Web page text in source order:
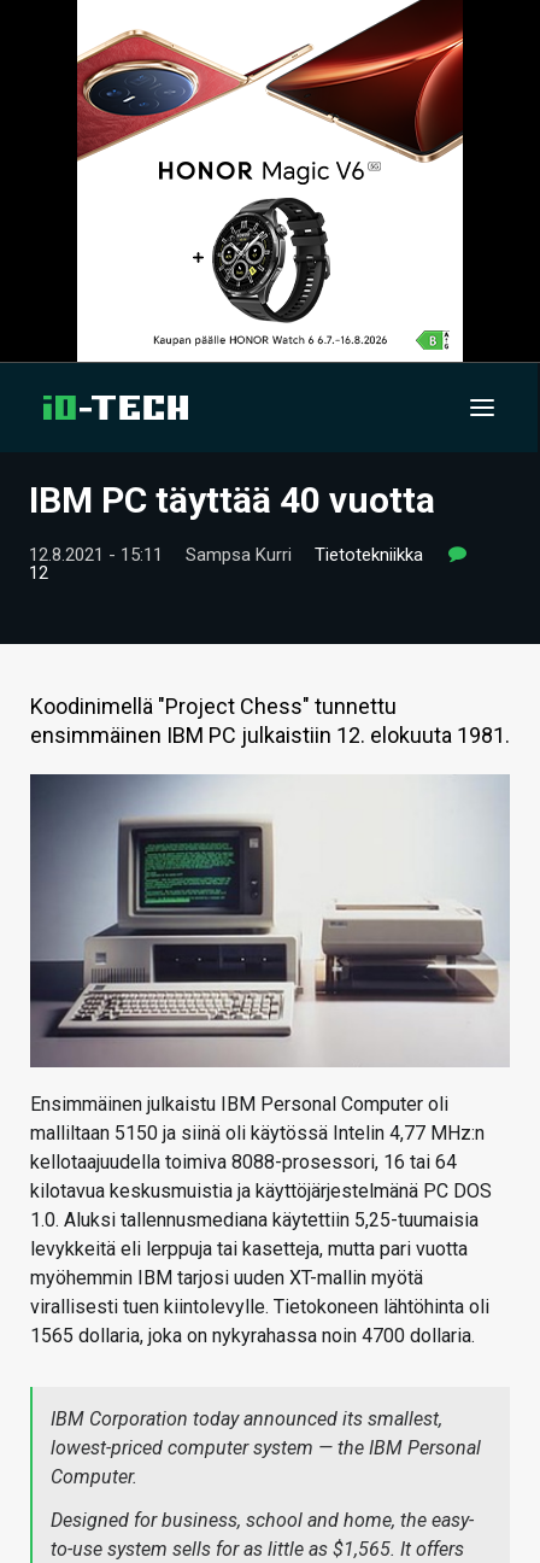
UUTISET
ARTIKKELIT
TIETOA
HINTA.FI
HAKU
IBM PC täyttää 40 vuotta
12.8.2021 - 15:11 Sampsa Kurri
Tietotekniikka
12
Koodinimellä "Project Chess" tunnettu
ensimmäinen IBM PC julkaistiin 12. elokuuta 1981.
Ensimmäinen julkaistu IBM Personal Computer oli
malliltaan 5150 ja siinä oli käytössä Intelin 4,77 MHz:n
kellotaajuudella toimiva 8088-prosessori, 16 tai 64
kilotavua keskusmuistia ja käyttöjärjestelmänä PC DOS
1.0. Aluksi tallennusmediana käytettiin 5,25-tuumaisia
levykkeitä eli lerppuja tai kasetteja, mutta pari vuotta
myöhemmin IBM tarjosi uuden XT-mallin myötä
virallisesti tuen kiintolevylle. Tietokoneen lähtöhinta oli
1565 dollaria, joka on nykyrahassa noin 4700 dollaria.
IBM Corporation today announced its smallest,
lowest-priced computer system — the IBM Personal
Computer.
Designed for business, school and home, the easy-
to-use system sells for as little as $1,565. It offers